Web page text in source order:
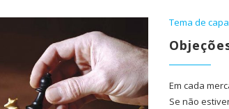
Tema de capa
Em cada
Se não